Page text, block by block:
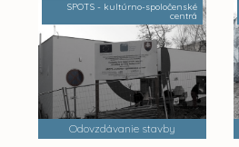
SPOTS - kultúrno-spoločenské
centrá
Odovzdávanie stavby